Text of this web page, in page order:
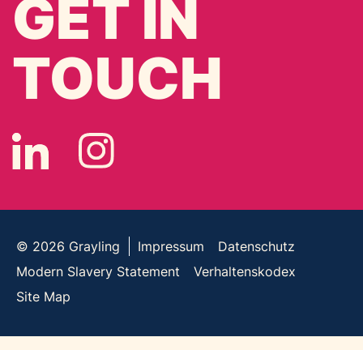
GET IN
TOUCH
© 2026 Grayling Impressum
Datenschutz
Modern Slavery Statement
Verhaltenskodex
Site Map